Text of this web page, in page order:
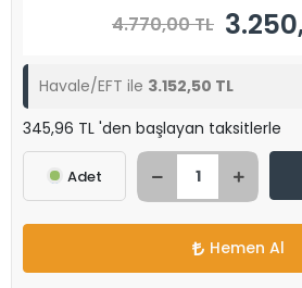
4.770,00 TL
Havale/EFT ile 3.152,50 TL
345,96 TL 'den başlayan taksitlerle
Adet
Hemen Al